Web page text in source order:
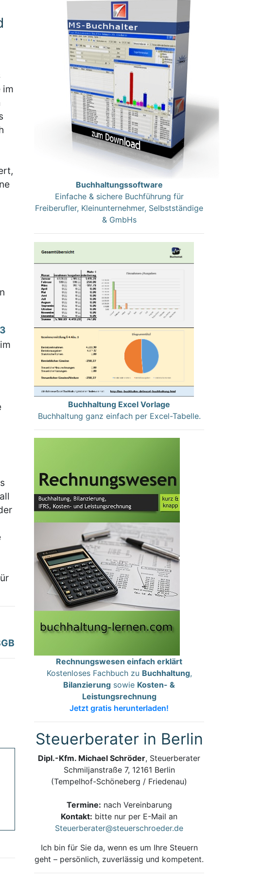
im
Buchhaltungssoftware
Einfache & sichere Buchführung für
Freiberufler, Kleinunternehmer, Selbstständige
& GmbHs
Buchhaltung Excel Vorlage
Buchhaltung ganz einfach per Excel-Tabelle.
Rechnungswesen einfach erklärt
Kostenloses Fachbuch zu Buchhaltung,
Bilanzierung sowie Kosten- &
Leistungsrechnung
Jetzt gratis herunterladen!
Steuerberater in Berlin
Dipl.-Kfm. Michael Schröder, Steuerberater
Schmiljanstraße 7, 12161 Berlin
(Tempelhof-Schöneberg / Friedenau)
Termine: nach Vereinbarung
Kontakt: bitte nur per E-Mail an
Steuerberater@steuerschroeder.de
Ich bin für Sie da, wenn es um Ihre Steuern
geht – persönlich, zuverlässig und kompetent.